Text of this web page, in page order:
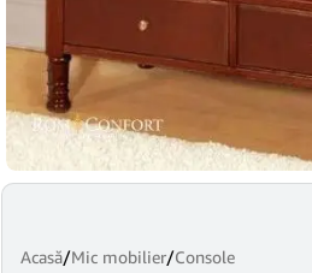
Acasă/Mic mobilier/Console